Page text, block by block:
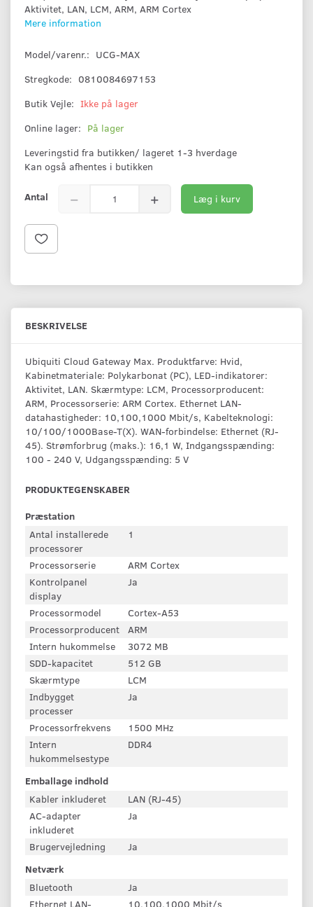
Aktivitet, LAN, LCM, ARM, ARM Cortex
Mere information
Model/varenr.: UCG-MAX
Stregkode: 0810084697153
Butik Vejle: Ikke på lager
Online lager: På lager
Leveringstid fra butikken/ lageret 1-3 hverdage
Kan også afhentes i butikken
Antal Læg i kurv
BESKRIVELSE
Ubiquiti Cloud Gateway Max. Produktfarve: Hvid,
Kabinetmateriale: Polykarbonat (PC), LED-indikatorer:
Aktivitet, LAN. Skærmtype: LCM, Processorproducent:
ARM, Processorserie: ARM Cortex. Ethernet LAN-
datahastigheder: 10,100,1000 Mbit/s, Kabelteknologi:
10/100/1000Base-T(X). WAN-forbindelse: Ethernet (RJ-
45). Strømforbrug (maks.): 16,1 W, Indgangsspænding:
100 - 240 V, Udgangsspænding: 5 V
PRODUKTEGENSKABER
Præstation
Antal installerede
processorer
1
Processorserie
ARM Cortex
Kontrolpanel
display
Ja
Processormodel
Cortex-A53
Processorproducent
ARM
Intern hukommelse
3072 MB
SDD-kapacitet
512 GB
Skærmtype
LCM
Indbygget
processer
Ja
Processorfrekvens
1500 MHz
Intern
hukommelsestype
DDR4
Emballage indhold
Kabler inkluderet
LAN (RJ-45)
AC-adapter
inkluderet
Ja
Brugervejledning
Ja
Netværk
Bluetooth
Ja
Ethernet LAN-
10,100,1000 Mbit/s